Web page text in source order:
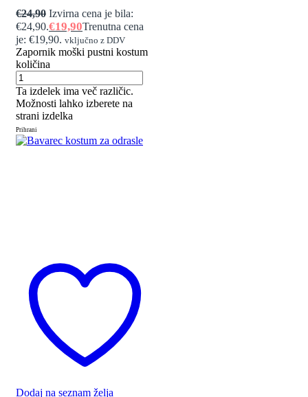
€24,90 Izvirna cena je bila:
€24,90.€19,90Trenutna cena
je: €19,90. vključno z DDV
Zapornik moški pustni kostum
količina
Ta izdelek ima več različic.
Možnosti lahko izberete na
strani izdelka
Prihrani
Dodaj na seznam želja